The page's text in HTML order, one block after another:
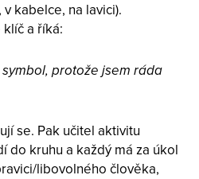
kabelce, na lavici).
a říká:
protože jsem ráda
se. Pak učitel aktivitu
do kruhu a každý má za úkol
libovolného člověka,